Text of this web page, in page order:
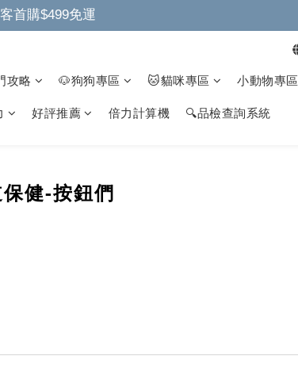
攻略 🐶狗狗專區 🐱貓咪專區 小動物專區
好評推薦 倍力計算機 🔍品檢查詢系統
健-按鈕們
首購$499免運